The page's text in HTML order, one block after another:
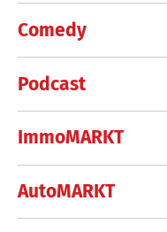
Comedy
Podcast
ImmoMARKT
AutoMARKT